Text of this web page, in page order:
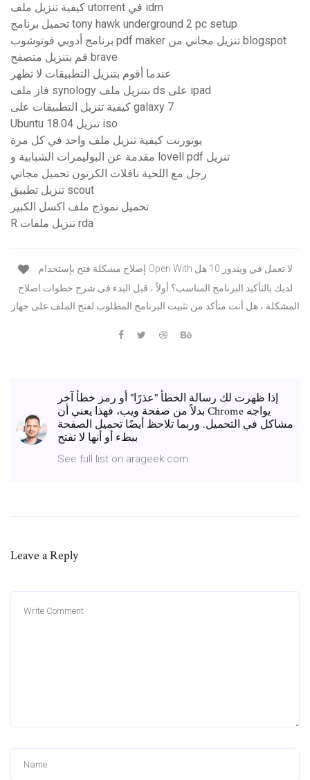
كيفية تنزيل ملف utorrent في idm
تحميل برنامج tony hawk underground 2 pc setup
برنامج أدوبي فوتوشوب pdf maker تنزيل مجاني من blogspot
قم بتنزيل متصفح brave
عندما أقوم بتنزيل التطبيقات لا تظهر
فاز ملف synology بتنزيل ملف ds على ipad
كيفية تنزيل التطبيقات على galaxy 7
Ubuntu 18.04 تنزيل iso
يوتورنت كيفية تنزيل ملف واحد في كل مرة
مقدمة عن البوليمرات الشبابية و lovell pdf تنزيل
رجل مع اللحية ناقلات الكرتون تحميل مجاني
تنزيل تطبيق scout
تحميل نموذج ملف اكسل الكبير
R تنزيل ملفات rda
لديك بالتأكيد البرنامج المناسب؟ أولاً ، قبل البدء فى شرح خطوات اصلاح
المشكلة ، هل أنت متأكد من تثبيت البرنامج المطلوب لفتح الملف على جهاز
إذا ظهرت لك رسالة الخطأ "عذرًا" أو رمز خطأ آخر
بدلاً من صفحة ويب، فهذا يعني أن Chrome يواجه
مشاكل في التحميل. وربما تلاحظ أيضًا تحميل الصفحة
See full list on arageek.com
Leave a Reply